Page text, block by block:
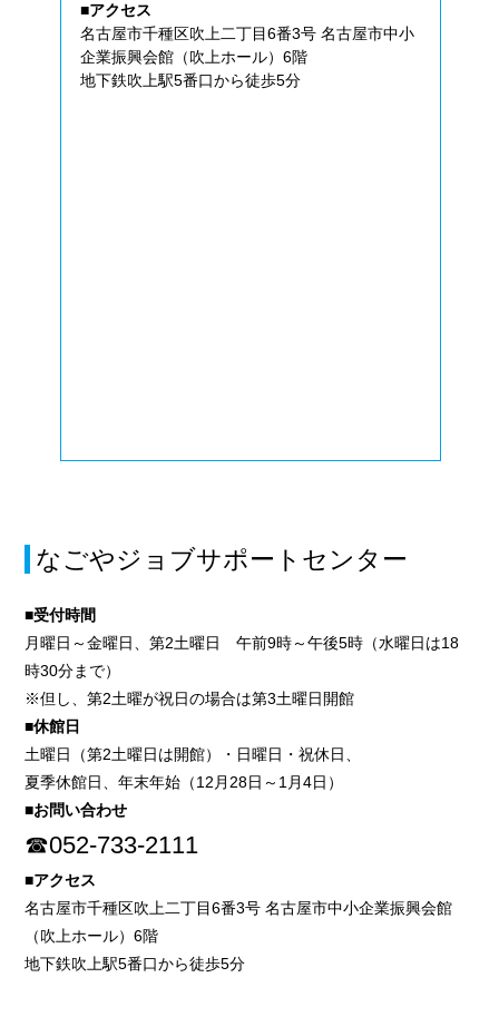
■アクセス
名古屋市千種区吹上二丁目6番3号 名古屋市中小
企業振興会館（吹上ホール）6階
地下鉄吹上駅5番口から徒歩5分
なごやジョブサポートセンター
■受付時間
月曜日～金曜日、第2土曜日 午前9時～午後5時（水曜日は18
時30分まで）
※但し、第2土曜が祝日の場合は第3土曜日開館
■休館日
土曜日（第2土曜日は開館）・日曜日・祝休日、
夏季休館日、年末年始（12月28日～1月4日）
■お問い合わせ
☎052-733-2111
■アクセス
名古屋市千種区吹上二丁目6番3号 名古屋市中小企業振興会館
（吹上ホール）6階
地下鉄吹上駅5番口から徒歩5分